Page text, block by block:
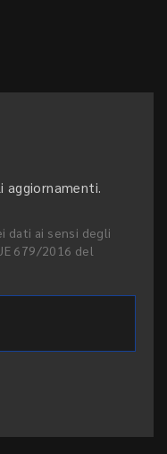
aggiornamenti.
dati ai sensi degli
679/2016 del